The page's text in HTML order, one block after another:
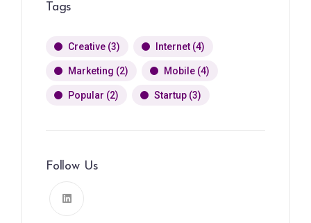
Tags
Creative (3) Internet (4)
Marketing (2) Mobile (4)
Popular (2) Startup (3)
Follow Us